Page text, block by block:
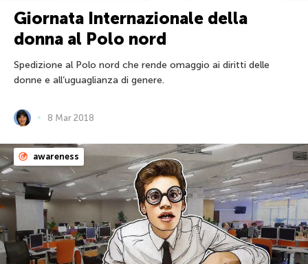
Giornata Internazionale della
donna al Polo nord
Spedizione al Polo nord che rende omaggio ai diritti delle
donne e all’uguaglianza di genere.
8 Mar 2018
awareness